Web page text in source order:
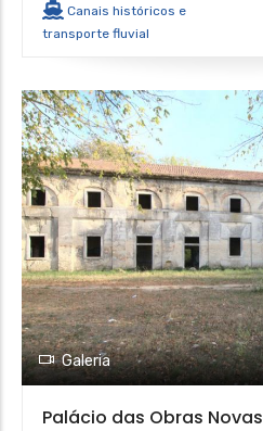
Canais históricos e
transporte fluvial
Galeria
Palácio das Obras Novas